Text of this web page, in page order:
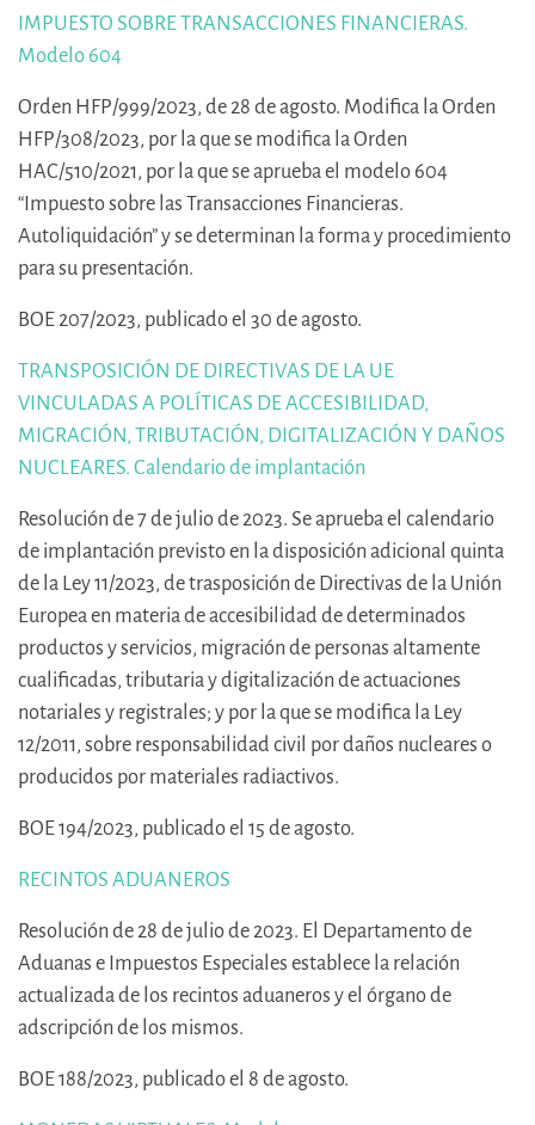
IMPUESTO SOBRE TRANSACCIONES FINANCIERAS.
Modelo 604
Orden HFP/999/2023, de 28 de agosto. Modifica la Orden
HFP/308/2023, por la que se modifica la Orden
HAC/510/2021, por la que se aprueba el modelo 604
“Impuesto sobre las Transacciones Financieras.
Autoliquidación” y se determinan la forma y procedimiento
para su presentación.
BOE 207/2023, publicado el 30 de agosto.
TRANSPOSICIÓN DE DIRECTIVAS DE LA UE
VINCULADAS A POLÍTICAS DE ACCESIBILIDAD,
MIGRACIÓN, TRIBUTACIÓN, DIGITALIZACIÓN Y DAÑOS
NUCLEARES. Calendario de implantación
Resolución de 7 de julio de 2023. Se aprueba el calendario
de implantación previsto en la disposición adicional quinta
de la Ley 11/2023, de trasposición de Directivas de la Unión
Europea en materia de accesibilidad de determinados
productos y servicios, migración de personas altamente
cualificadas, tributaria y digitalización de actuaciones
notariales y registrales; y por la que se modifica la Ley
12/2011, sobre responsabilidad civil por daños nucleares o
producidos por materiales radiactivos.
BOE 194/2023, publicado el 15 de agosto.
RECINTOS ADUANEROS
Resolución de 28 de julio de 2023. El Departamento de
Aduanas e Impuestos Especiales establece la relación
actualizada de los recintos aduaneros y el órgano de
adscripción de los mismos.
BOE 188/2023, publicado el 8 de agosto.